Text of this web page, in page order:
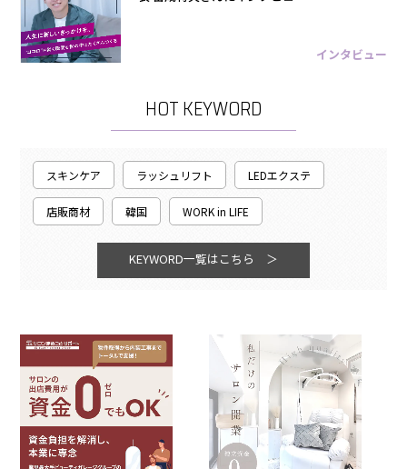
インタビュー
HOT KEYWORD
スキンケア ラッシュリフト LEDエクステ
店販商材 韓国 WORK in LIFE
KEYWORD一覧はこちら